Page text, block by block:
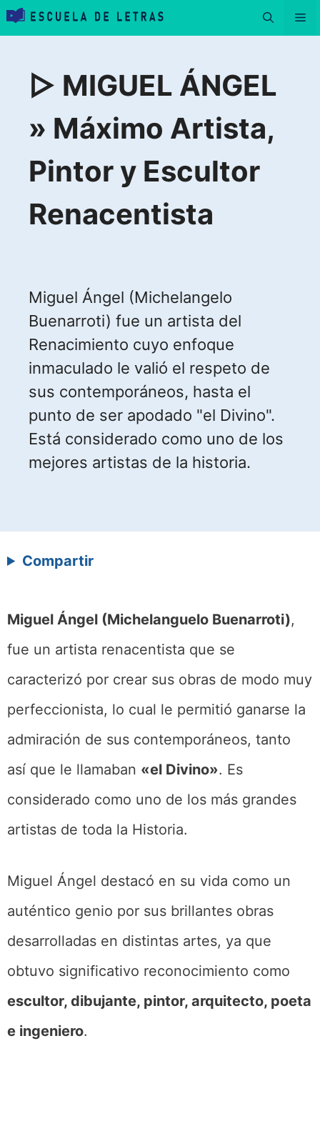
Saltar
contenido▷ MIGUEL ÁNGEL
» Máximo Artista,
Pintor y Escultor
Renacentista
Miguel Ángel (Michelangelo
Buenarroti) fue un artista del
Renacimiento cuyo enfoque
inmaculado le valió el respeto de
sus contemporáneos, hasta el
punto de ser apodado "el Divino".
Está considerado como uno de los
mejores artistas de la historia.
Compartir
Miguel Ángel (Michelanguelo Buenarroti),
fue un artista renacentista que se
caracterizó por crear sus obras de modo muy
perfeccionista, lo cual le permitió ganarse la
admiración de sus contemporáneos, tanto
así que le llamaban «el Divino». Es
considerado como uno de los más grandes
artistas de toda la Historia.
Miguel Ángel destacó en su vida como un
auténtico genio por sus brillantes obras
desarrolladas en distintas artes, ya que
obtuvo significativo reconocimiento como
escultor, dibujante, pintor, arquitecto, poeta
e ingeniero.